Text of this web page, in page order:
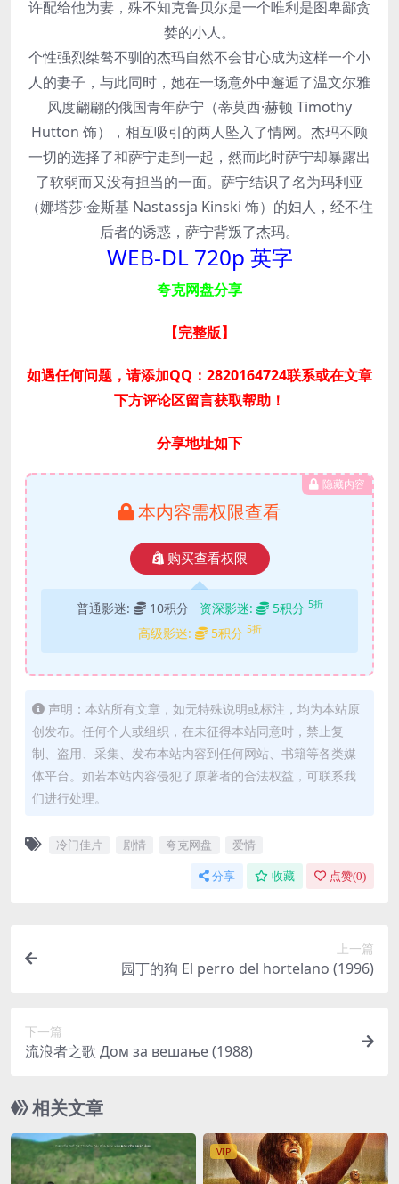
许配给他为妻，殊不知克鲁贝尔是一个唯利是图卑鄙贪
婪的小人。
个性强烈桀骜不驯的杰玛自然不会甘心成为这样一个小
人的妻子，与此同时，她在一场意外中邂逅了温文尔雅
风度翩翩的俄国青年萨宁（蒂莫西·赫顿 Timothy
Hutton 饰），相互吸引的两人坠入了情网。杰玛不顾
一切的选择了和萨宁走到一起，然而此时萨宁却暴露出
了软弱而又没有担当的一面。萨宁结识了名为玛利亚
（娜塔莎·金斯基 Nastassja Kinski 饰）的妇人，经不住
后者的诱惑，萨宁背叛了杰玛。
WEB-DL 720p 英字
夸克网盘分享
【完整版】
如遇任何问题，请添加QQ：2820164724联系或在文章
下方评论区留言获取帮助！
分享地址如下
隐藏内容
本内容需权限查看
购买查看权限
普通影迷: 10积分 资深影迷: 5积分 5折
高级影迷: 5积分 5折
声明：本站所有文章，如无特殊说明或标注，均为本站原
创发布。任何个人或组织，在未征得本站同意时，禁止复
制、盗用、采集、发布本站内容到任何网站、书籍等各类媒
体平台。如若本站内容侵犯了原著者的合法权益，可联系我
们进行处理。
冷门佳片 剧情 夸克网盘 爱情
分享 收藏 点赞(0)
上一篇
园丁的狗 El perro del hortelano (1996)
下一篇
流浪者之歌 Дом за вешање (1988)
相关文章
VIP